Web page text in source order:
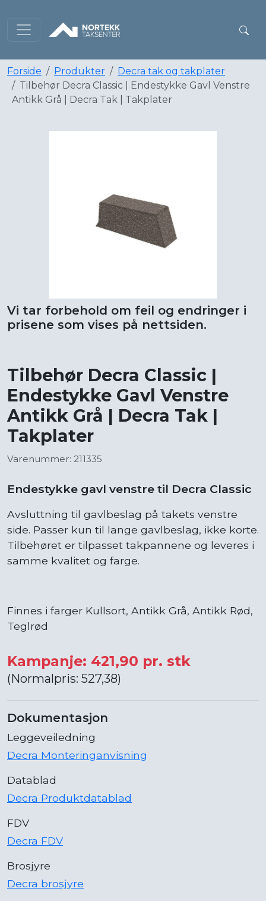
Forside Produkter
Decra tak og takplater
Tilbehør Decra Classic | Endestykke Gavl Venstre
Antikk Grå | Decra Tak | Takplater
Vi tar forbehold om feil og endringer i
prisene som vises på nettsiden.
Tilbehør Decra Classic |
Endestykke Gavl Venstre
Antikk Grå | Decra Tak |
Takplater
Varenummer: 211335
Endestykke gavl venstre til Decra Classic
Avsluttning til gavlbeslag på takets venstre
side. Passer kun til lange gavlbeslag, ikke korte.
Tilbehøret er tilpasset takpannene og leveres i
samme kvalitet og farge.
Finnes i farger Kullsort, Antikk Grå, Antikk Rød,
Teglrød
Kampanje: 421,90 pr. stk
(Normalpris: 527,38)
Dokumentasjon
Leggeveiledning
Decra Monteringanvisning
Datablad
Decra Produktdatablad
FDV
Decra FDV
Brosjyre
Decra brosjyre